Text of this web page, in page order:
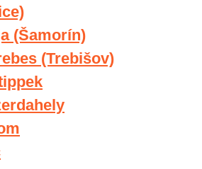
(Šamorín)
(Trebišov)